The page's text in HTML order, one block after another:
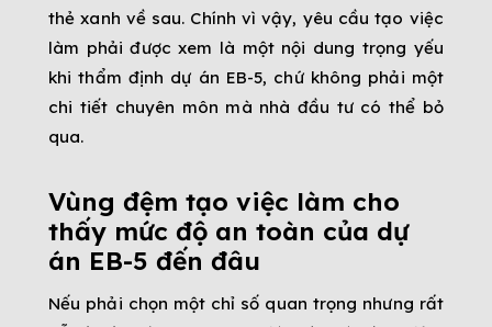
thẻ xanh về sau. Chính vì vậy, yêu cầu tạo việc
làm phải được xem là một nội dung trọng yếu
khi thẩm định dự án EB-5, chứ không phải một
chi tiết chuyên môn mà nhà đầu tư có thể bỏ
qua.
Vùng đệm tạo việc làm cho
thấy mức độ an toàn của dự
án EB-5 đến đâu
Nếu phải chọn một chỉ số quan trọng nhưng rất